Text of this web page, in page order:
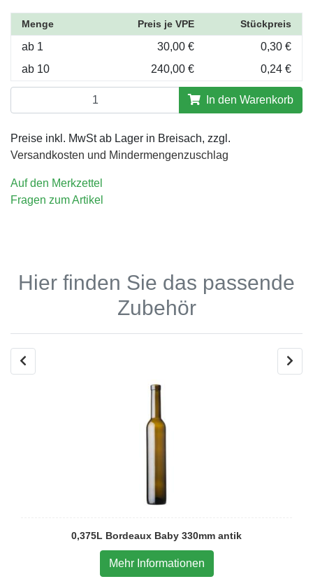
Menge Preis je VPE Stückpreis
ab 1 30,00 €
0,30 €
ab 10
240,00 € 0,24 €
In den Warenkorb
Preise inkl. MwSt ab Lager in Breisach, zzgl.
Versandkosten und Mindermengenzuschlag
Auf den Merkzettel
Fragen zum Artikel
Hier finden Sie das passende
Zubehör
0,375L Bordeaux Baby 330mm antik
Mehr Informationen